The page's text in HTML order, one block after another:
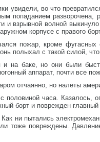
увидели, во что
попаданием разворочена,
и взрывной волной
корпусе с правого
пожар, кроме фугасных
полыхал с такой силой,
и на баке, но они были
аппарат, почти все
отчаянно, но налеты
половиной часа. Казалось,
борт и поврежден
Как ни пытались
тоже повреждены.